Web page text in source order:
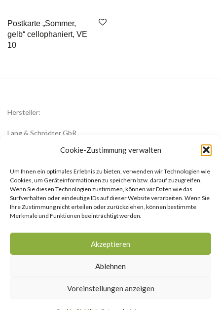
Cookie-Zustimmung verwalten
Um Ihnen ein optimales Erlebnis zu bieten, verwenden wir Technologien wie
Cookies, um Geräteinformationen zu speichern bzw. darauf zuzugreifen.
Wenn Sie diesen Technologien zustimmen, können wir Daten wie das
Surfverhalten oder eindeutige IDs auf dieser Website verarbeiten. Wenn Sie
Ihre Zustimmung nicht erteilen oder zurückziehen, können bestimmte
Merkmale und Funktionen beeinträchtigt werden.
Akzeptieren
Ablehnen
Voreinstellungen anzeigen
Postkarte „Sommer,
gelb“ cellophaniert, VE
10
Hersteller:
Lang & Schrödter GbR
Königsberger Str. 8
office@zwiebelblueher.de
AGB
Cookie-Richtlinie (EU)